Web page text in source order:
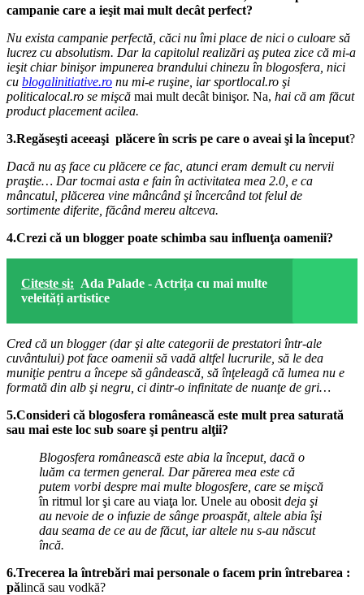
campanie care a ieşit mai mult decât perfect?
Nu exista campanie perfectă, căci nu îmi place de nici o culoare să
lucrez cu absolutism. Dar la capitolul realizări aş putea zice că mi-a
ieşit chiar binişor impunerea brandului chinezu în blogosfera, nici
cu blogalinitiative.ro nu mi-e ruşine, iar sportlocal.ro şi
politicalocal.ro se mişcă mai mult decât binişor. Na, hai că am făcut
product placement acilea.
3.Regăseşti aceeaşi plăcere în scris pe care o aveai şi la început?
Dacă nu aş face cu plăcere ce fac, atunci eram demult cu nervii
praştie… Dar tocmai asta e fain în activitatea mea 2.0, e ca
mâncatul, plăcerea vine mâncând şi încercând tot felul de
sortimente diferite, făcând mereu altceva.
4.Crezi că un blogger poate schimba sau influenţa oamenii?
Citeste si: Ada Palade - Actrița cu mai multe
veleități artistice
Cred că un blogger (dar şi alte categorii de prestatori într-ale
cuvântului) pot face oamenii să vadă altfel lucrurile, să le dea
muniţie pentru a începe să gândească, să înţeleagă că lumea nu e
formată din alb şi negru, ci dintr-o infinitate de nuanţe de gri…
5.Consideri că blogosfera românească este mult prea saturată
sau mai este loc sub soare şi pentru alţii?
Blogosfera românească este abia la început, dacă o
luăm ca termen general. Dar părerea mea este că
putem vorbi despre mai multe blogosfere, care se mişcă
în ritmul lor şi care au viaţa lor. Unele au obosit deja şi
au nevoie de o infuzie de sânge proaspăt, altele abia îşi
dau seama de ce au de făcut, iar altele nu s-au născut
încă.
6.Trecerea la întrebări mai personale o facem prin întrebarea :
pălincă sau vodkă?